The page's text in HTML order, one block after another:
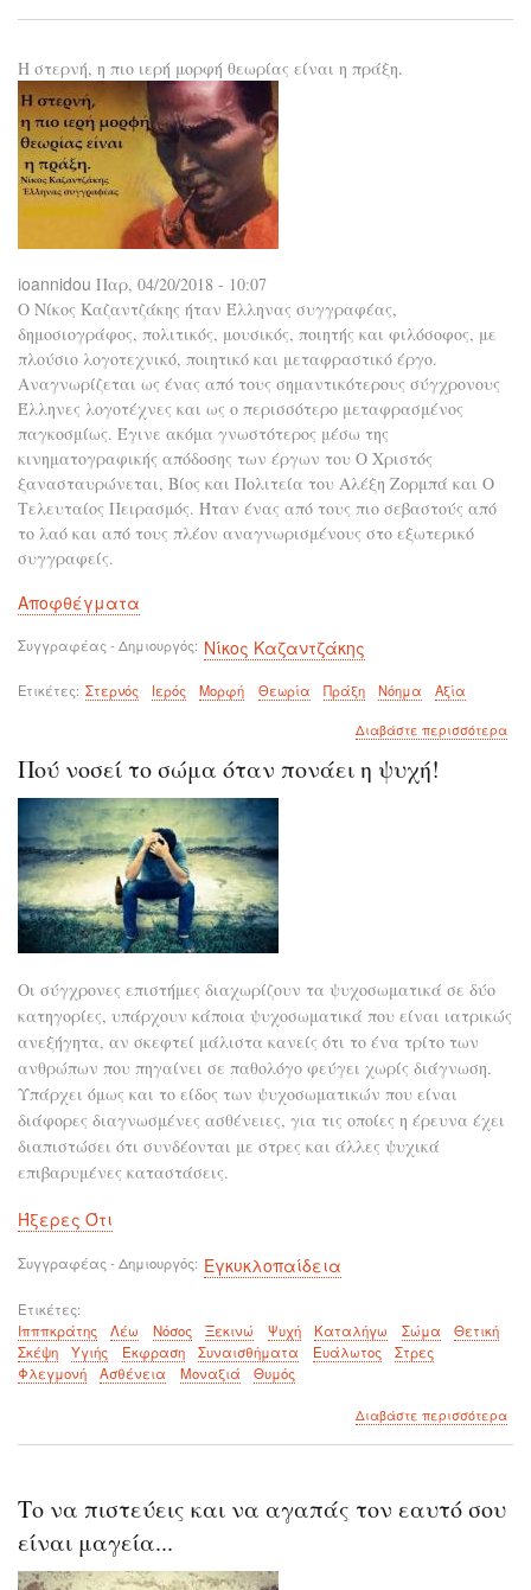
Η στερνή, η πιο ιερή μορφή θεωρίας είναι η πράξη.
ioannidou Παρ, 04/20/2018 - 10:07
Ο Νίκος Καζαντζάκης ήταν Έλληνας συγγραφέας,
δημοσιογράφος, πολιτικός, μουσικός, ποιητής και φιλόσοφος, με
πλούσιο λογοτεχνικό, ποιητικό και μεταφραστικό έργο.
Αναγνωρίζεται ως ένας από τους σημαντικότερους σύγχρονους
Έλληνες λογοτέχνες και ως ο περισσότερο μεταφρασμένος
παγκοσμίως. Έγινε ακόμα γνωστότερος μέσω της
κινηματογραφικής απόδοσης των έργων του Ο Χριστός
ξανασταυρώνεται, Βίος και Πολιτεία του Αλέξη Ζορμπά και Ο
Τελευταίος Πειρασμός. Ήταν ένας από τους πιο σεβαστούς από
το λαό και από τους πλέον αναγνωρισμένους στο εξωτερικό
συγγραφείς.
Αποφθέγματα
Συγγραφέας - Δημιουργός Νίκος Καζαντζάκης
Ετικέτες Στερνός Ιερός Μορφή Θεωρία Πράξη Νόημα Αξία
Διαβάστε περισσότεραγια
Πού νοσεί το σώμα όταν πονάει η ψυχή!
Οι σύγχρονες επιστήμες διαχωρίζουν τα ψυχοσωματικά σε δύο
κατηγορίες, υπάρχουν κάποια ψυχοσωματικά που είναι ιατρικώς
ανεξήγητα, αν σκεφτεί μάλιστα κανείς ότι το ένα τρίτο των
ανθρώπων που πηγαίνει σε παθολόγο φεύγει χωρίς διάγνωση.
Υπάρχει όμως και το είδος των ψυχοσωματικών που είναι
διάφορες διαγνωσμένες ασθένειες, για τις οποίες η έρευνα έχει
διαπιστώσει ότι συνδέονται με στρες και άλλες ψυχικά
επιβαρυμένες καταστάσεις.
Ήξερες Ότι
Συγγραφέας - Δημιουργός Εγκυκλοπαίδεια
Ετικέτες
Ιπππκράτης
Λέω Νόσος Ξεκινώ Ψυχή Καταλήγω Σώμα
Θετική
Σκέψη
Υγιής Έκφραση Συναισθήματα Ευάλωτος
Στρες
Φλεγμονή
Ασθένεια Μοναξιά Θυμός
Διαβάστε περισσότεραγια
Το να πιστεύεις και να αγαπάς τον εαυτό σου
είναι μαγεία...